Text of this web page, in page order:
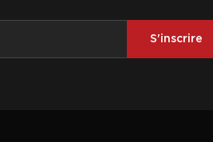
S'inscrire